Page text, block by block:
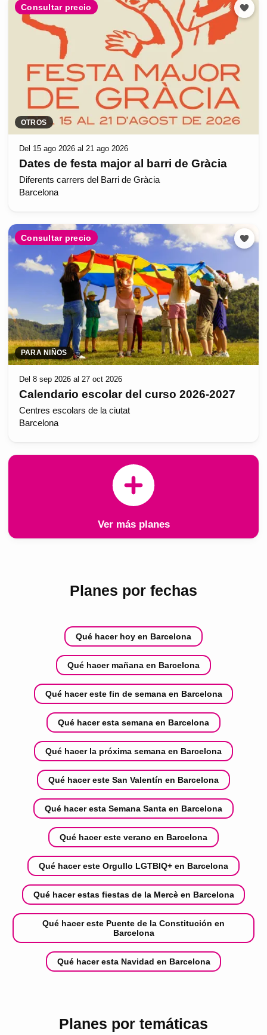
Consultar precio
OTROS
Del 15 ago 2026 al 21 ago 2026
Dates de festa major al barri de Gràcia
Diferents carrers del Barri de Gràcia
Barcelona
Consultar precio
PARA NIÑOS
Del 8 sep 2026 al 27 oct 2026
Calendario escolar del curso 2026-2027
Centres escolars de la ciutat
Barcelona
Ver más planes
Planes por fechas
Qué hacer hoy en Barcelona
Qué hacer mañana en Barcelona
Qué hacer este fin de semana en Barcelona
Qué hacer esta semana en Barcelona
Qué hacer la próxima semana en Barcelona
Qué hacer este San Valentín en Barcelona
Qué hacer esta Semana Santa en Barcelona
Qué hacer este verano en Barcelona
Qué hacer este Orgullo LGTBIQ+ en Barcelona
Qué hacer estas fiestas de la Mercè en Barcelona
Qué hacer este Puente de la Constitución en
Barcelona
Qué hacer esta Navidad en Barcelona
Planes por temáticas